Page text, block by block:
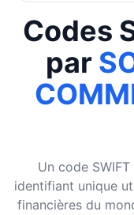
Codes
par
Un code
identifiant unique
financières du